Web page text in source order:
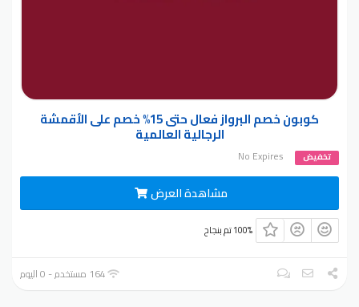
كوبون خصم البرواز فعال حتى 15% خصم على الأقمشة
الرجالية العالمية
تخفيض No Expires
مشاهدة العرض
100% تم بنجاح
164 مستخدم - 0 اليوم